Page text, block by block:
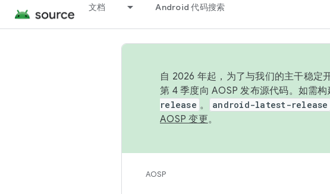
文档 Android 代码搜索
自 2026 年起，为了与我们的主干稳定
第 4 季度向 AOSP 发布源代码。如需
release 。 android-latest-release
AOSP 变更。
AOSP